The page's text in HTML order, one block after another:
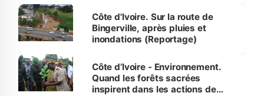
(Alassane Ouattara
Côte d'Ivoire. Sur la route de
Bingerville, après pluies et
inondations (Reportage)
Côte d’Ivoire - Environnement.
Quand les forêts sacrées
inspirent dans les actions de